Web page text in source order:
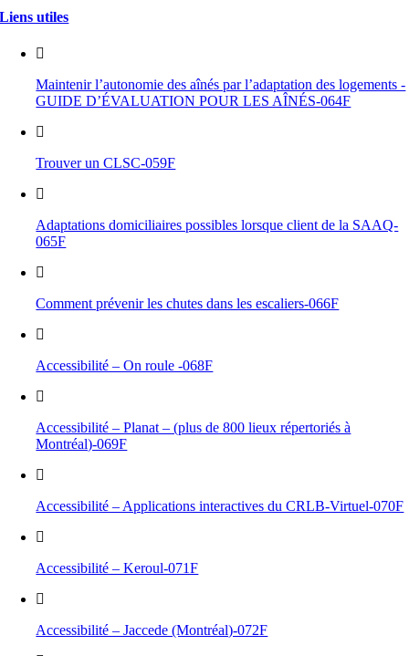
Liens utiles
Maintenir l’autonomie des aînés par l’adaptation des logements -
GUIDE D’ÉVALUATION POUR LES AÎNÉS-064F
Trouver un CLSC-059F
Adaptations domiciliaires possibles lorsque client de la SAAQ-
065F
Comment prévenir les chutes dans les escaliers-066F
Accessibilité – On roule -068F
Accessibilité – Planat – (plus de 800 lieux répertoriés à
Montréal)-069F
Accessibilité – Applications interactives du CRLB-Virtuel-070F
Accessibilité – Keroul-071F
Accessibilité – Jaccede (Montréal)-072F